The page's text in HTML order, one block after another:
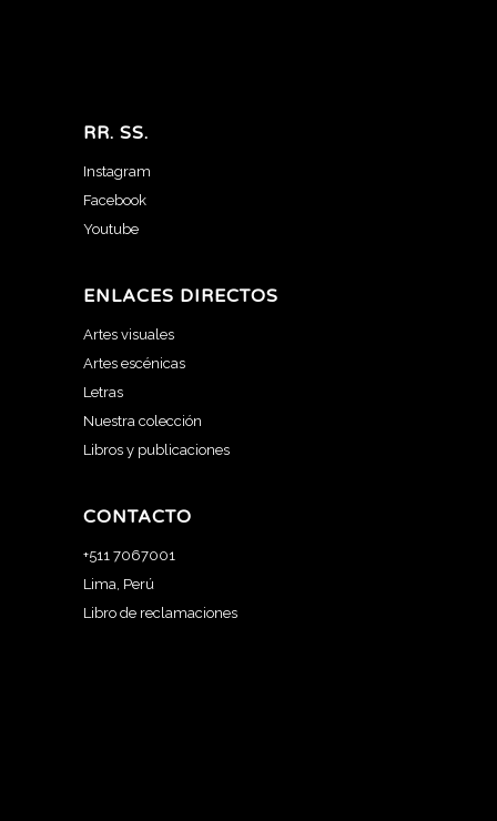
RR. SS.
Instagram
Facebook
Youtube
ENLACES DIRECTOS
Artes visuales
Artes escénicas
Letras
Nuestra colección
Libros y publicaciones
CONTACTO
+511 7067001
Lima, Perú
Libro de reclamaciones